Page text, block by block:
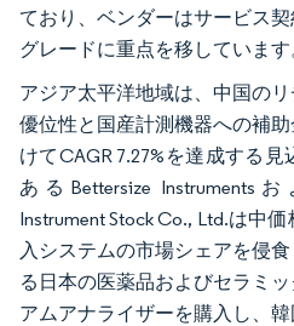
ており、ベンダーはサービス
グレードに重点を移しています
アジア太平洋地域は、中国の
優位性と国産計測機器への補
けてCAGR 7.27%を達成する
あるBettersize Instruments
Instrument Stock Co., Ltd.は中
入システムの市場シェアを侵
る日本の医薬品およびセラミ
アムアナライザーを購入し、